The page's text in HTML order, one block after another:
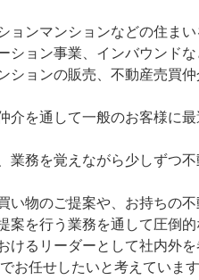
ョンマンションなどの住ま
ション事業、インバウンド
ションの販売、不動産売買
介を通して一般のお客様に
業務を覚えながら少しずつ
い物のご提案や、お持ちの
案を行う業務を通して圧倒
けるリーダーとして社内外
お任せしたいと考えていま